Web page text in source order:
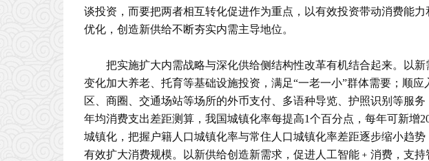
谈投资，而要把两者相互转化促进作为重点，以有效投资带动消费能
优化，创造新供给不断夯实内需主导地位。
把实施扩大内需战略与深化供给侧结构性改革有机结合起来。以
变化加大养老、托育等基础设施投资，满足“一老一小”群体需要；顺
区、商圈、交通场站等场所的外币支付、多语种导览、护照识别等服
年均消费支出差距测算，我国城镇化率每提高1个百分点，每年可新增
城镇化，把握户籍人口城镇化率与常住人口城镇化率差距逐步缩小趋势
有效扩大消费规模。以新供给创造新需求，促进人工智能﹢消费，支